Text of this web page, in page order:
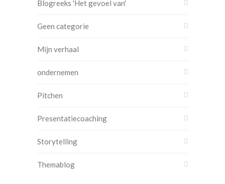
Blogreeks 'Het gevoel van'
Geen categorie
Mijn verhaal
ondernemen
Pitchen
Presentatiecoaching
Storytelling
Themablog